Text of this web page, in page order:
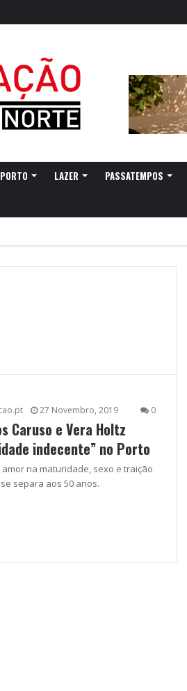
LAZER PASSATEMPOS
27 Novembro, 2019 0
Caruso e Vera Holtz
indecente” no Porto
amor na maturidade, sexo e traição
separa aos 50 anos.